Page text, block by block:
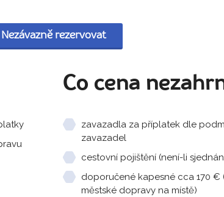
Nezávazně rezervovat
Co cena
zavazadla za příplatek dle
zavazadel
cestovní pojištění (není-li
doporučené kapesné cca 170 €
městské dopravy na místě)